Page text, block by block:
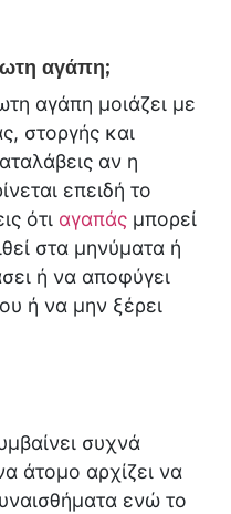
αγάπη;
αγάπη μοιάζει με
στοργής και
αν η
επειδή το
ότι αγαπάς μπορεί
στα μηνύματα ή
ή να αποφύγει
ή να μην ξέρει
συχνά
άτομο αρχίζει να
ενώ το